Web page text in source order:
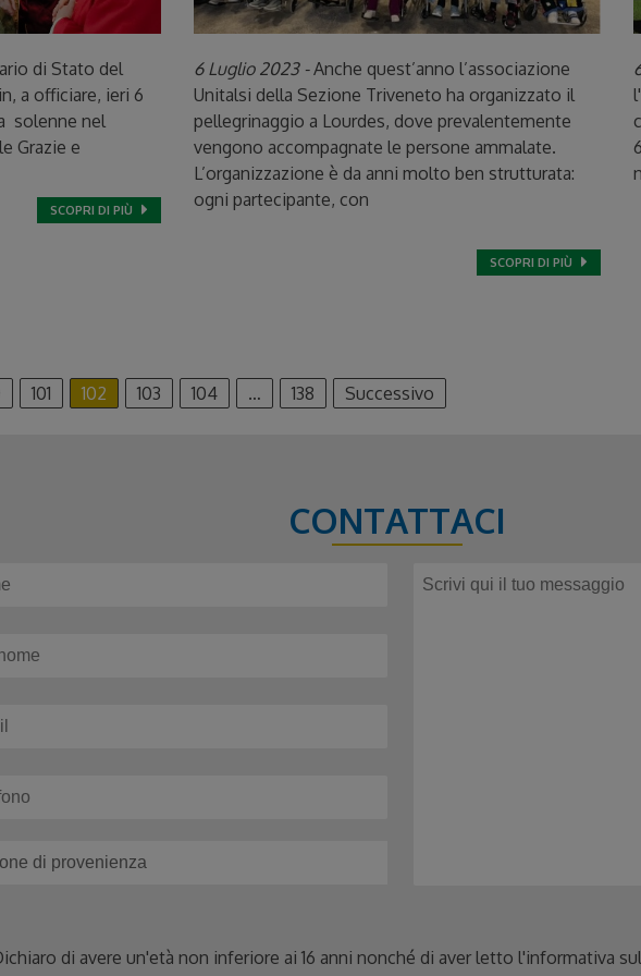
di Stato del
a officiare, ieri 6
solenne nel
Grazie e
SCOPRI DI PIÙ
6 Luglio 2023 -Anche quest’anno l’associazione
Unitalsi della Sezione Triveneto ha organizzato il
pellegrinaggio a Lourdes, dove prevalentemente
vengono accompagnate le persone ammalate.
L’organizzazione è da anni molto ben strutturata:
ogni partecipante, con
SCOPRI DI PIÙ
101 102 103 104 … 138 Successivo
CONTATTACI
di avere un'età non inferiore ai 16 anni nonché di aver letto l'informativa